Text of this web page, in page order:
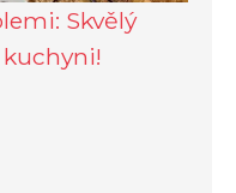
Skvělý